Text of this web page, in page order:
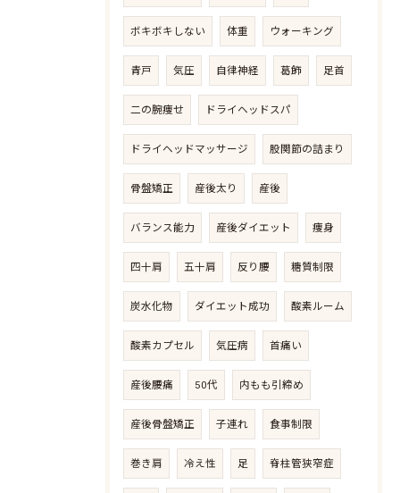
ボキボキしない 体重 ウォーキング
青戸 気圧 自律神経 葛飾 足首
二の腕痩せ ドライヘッドスパ
ドライヘッドマッサージ 股関節の詰まり
骨盤矯正 産後太り 産後
バランス能力 産後ダイエット 痩身
四十肩 五十肩 反り腰 糖質制限
炭水化物 ダイエット成功 酸素ルーム
酸素カプセル 気圧病 首痛い
産後腰痛 50代 内もも引締め
産後骨盤矯正 子連れ 食事制限
巻き肩 冷え性 足 脊柱管狭窄症